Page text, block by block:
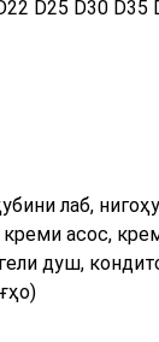
D25 D30 D35
лаб,
асос,
душ,